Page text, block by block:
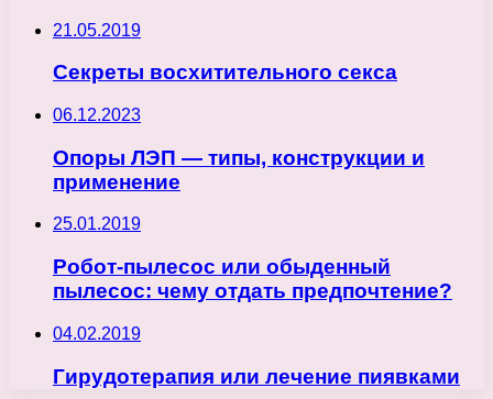
21.05.2019
Секреты восхитительного секса
06.12.2023
Опоры ЛЭП — типы, конструкции и
применение
25.01.2019
Робот-пылесос или обыденный
пылесос: чему отдать предпочтение?
04.02.2019
Гирудотерапия или лечение пиявками